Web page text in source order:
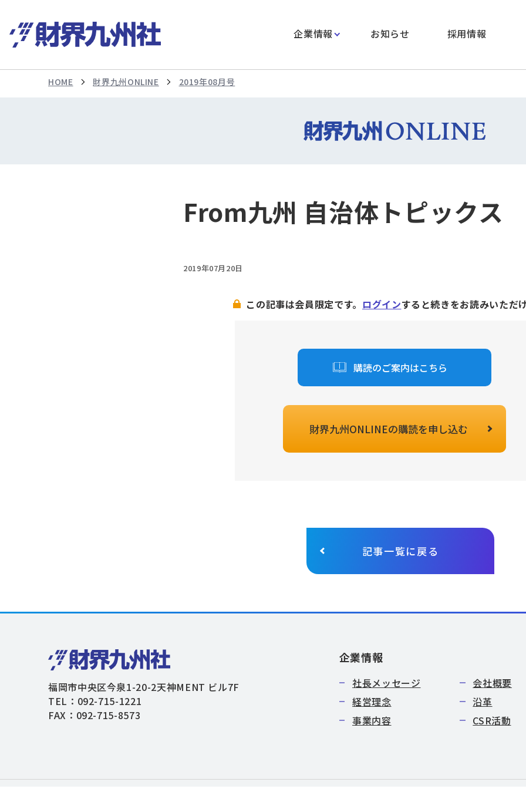
企業情報 お知らせ 採用情報
HOME 財界九州ONLINE 2019年08月号
From九州 自治体トピックス
2019年07月20日
この記事は会員限定です。 ログインすると続きをお読みいただけ
購読のご案内はこちら
財界九州ONLINEの購読を申し込む
記事一覧に戻る
福岡市中央区今泉1-20-2天神MENT ビル7F
TEL：092-715-1221
FAX：092-715-8573
企業情報
社長メッセージ
会社概要
経営理念
沿革
事業内容
CSR活動